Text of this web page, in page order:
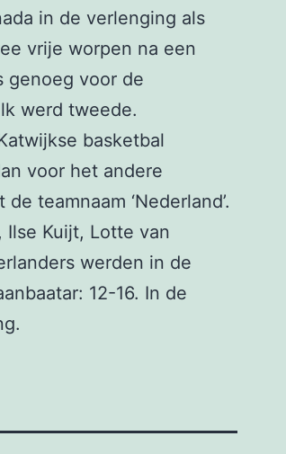
in de verlenging als
vrije worpen na een
genoeg voor de
werd tweede.
basketbal
voor het andere
teamnaam ‘Nederland’.
Ilse Kuijt, Lotte van
werden in de
12-16. In de